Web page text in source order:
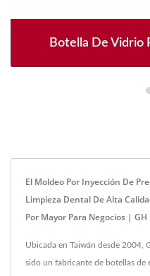
Botella De Vidrio
El Moldeo Por Inyección De
Limpieza Dental De Alta
Por Mayor Para Negocios | GH
Ubicada en Taiwán desde 2004,
sido un fabricante de botellas de